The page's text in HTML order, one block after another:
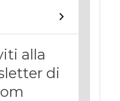
alla
di